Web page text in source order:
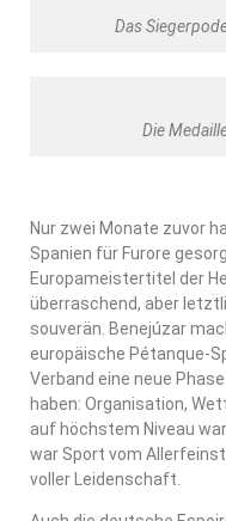
Das
Die
Nur zwei Monate zuvor
Spanien für Furore
Europameistertitel der
überraschend, aber
souverän. Benejúzar
europäische Pétanque-
Verband eine neue
haben: Organisation,
auf höchstem Niveau
war Sport vom
voller Leidenschaft.